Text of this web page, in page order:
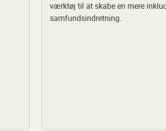
værktøj til at skabe en mere
samfundsindretning.